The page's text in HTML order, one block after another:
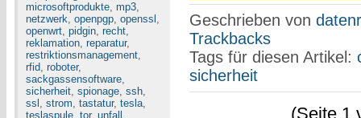
microsoftprodukte, mp3,
netzwerk, openpgp, openssl ,
openwrt, pidgin, recht,
reklamation, reparatur,
restriktionsmanagement,
rfid, roboter,
sackgassensoftware,
sicherheit, spionage, ssh,
ssl , strom, tastatur, tesla,
teslaspule, tor, unfall ,
Geschrieben von
Trackbacks
Tags für diesen Artikel:
sicherheit
(Seite 1